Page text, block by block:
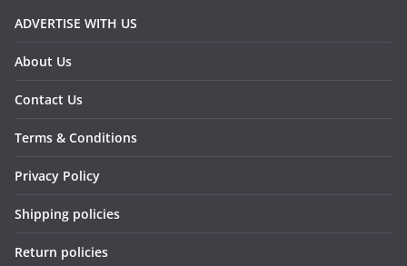
ADVERTISE WITH US
About Us
Contact Us
Terms & Conditions
Privacy Policy
Shipping policies
Return policies